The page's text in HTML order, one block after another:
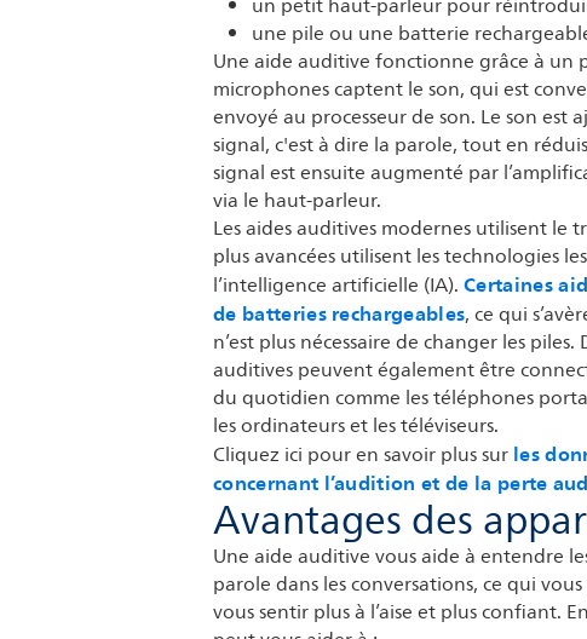
un petit haut-parleur pour
une pile ou une batterie
Une aide auditive fonctionne grâce à un
microphones captent le son, qui est
envoyé au processeur de son. Le son est
signal, c'est à dire la parole, tout en
signal est ensuite augmenté par
via le haut-parleur.
Les aides auditives modernes utilisent le
plus avancées utilisent les technologies
l’intelligence artificielle (IA).Certaines
de batteries rechargeables, ce qui
n’est plus nécessaire de changer les piles.
auditives peuvent également être
du quotidien comme les téléphones
les ordinateurs et les téléviseurs.
Cliquez ici pour en savoir plus surles
concernant l’audition et de la perte
Avantages des
Une aide auditive vous aide à entendre
parole dans les conversations, ce qui
vous sentir plus à l’aise et plus confiant.